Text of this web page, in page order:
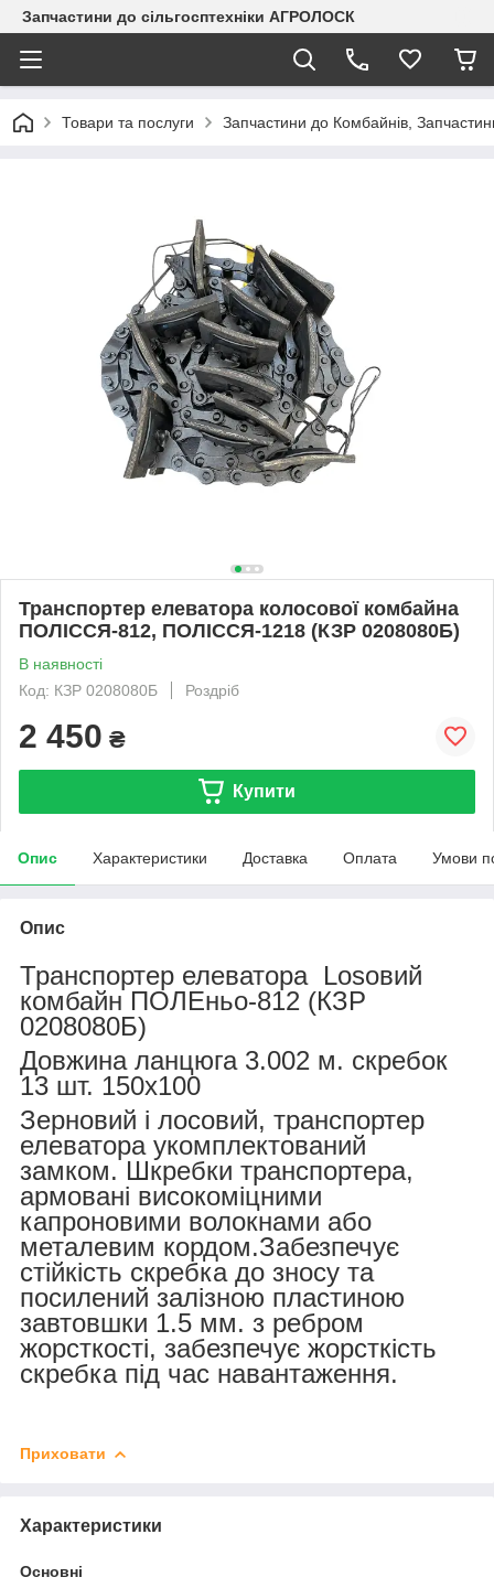
Запчастини до сільгосптехніки АГРОЛОСК
Товари та послуги Запчастини до Комбайнів,
Транспортер елеватора колосової комбайна
ПОЛІССЯ-812, ПОЛІССЯ-1218 (КЗР 0208080Б)
В наявності
Код: КЗР 0208080Б
Роздріб
2 450 ₴
Купити
Опис Характеристики Доставка Оплата Умови
Опис
Транспортер елеватора Losовий
комбайн ПОЛЕньо-812 (КЗР
0208080Б)
Довжина ланцюга 3.002 м. скребок
13 шт. 150х100
Зерновий і лосовий, транспортер
елеватора укомплектований
замком. Шкребки транспортера,
армовані високоміцними
капроновими волокнами або
металевим кордом.Забезпечує
стійкість скребка до зносу та
посилений залізною пластиною
завтовшки 1.5 мм. з ребром
жорсткості, забезпечує жорсткість
скребка під час навантаження.
Приховати
Характеристики
Основні